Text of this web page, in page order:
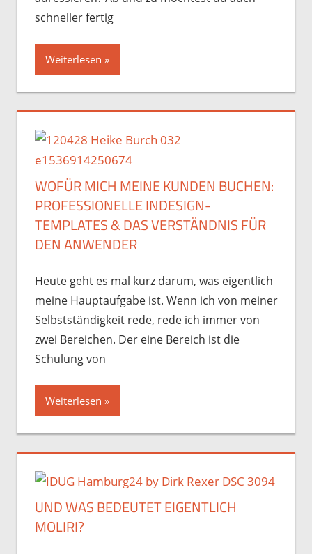
schneller fertig
Weiterlesen
WOFÜR MICH MEINE KUNDEN BUCHEN:
PROFESSIONELLE INDESIGN-
TEMPLATES & DAS VERSTÄNDNIS FÜR
DEN ANWENDER
Heute geht es mal kurz darum, was eigentlich
meine Hauptaufgabe ist. Wenn ich von meiner
Selbstständigkeit rede, rede ich immer von
zwei Bereichen. Der eine Bereich ist die
Schulung von
Weiterlesen
UND WAS BEDEUTET EIGENTLICH
MOLIRI?